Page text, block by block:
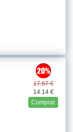
17.67 €
14.14 €
Comprar